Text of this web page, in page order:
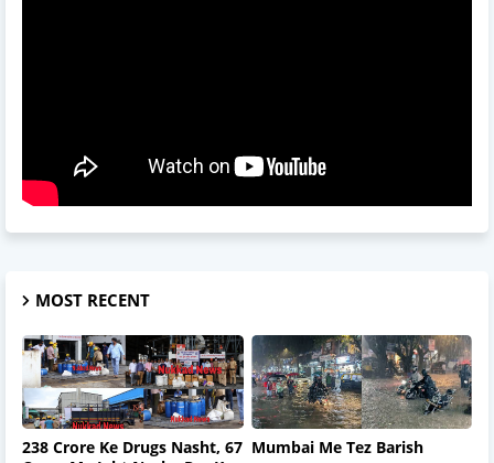
MOST RECENT
238 Crore Ke Drugs Nasht, 67 Mumbai Me Tez Barish